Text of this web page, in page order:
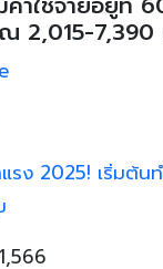
2,015-7,390
รง 2025! เริ่มต้น
1,566